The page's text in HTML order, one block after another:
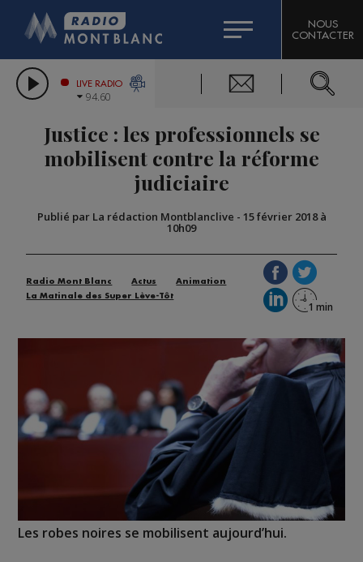
LES CHRONIQUES DE L'EXPERT
CITIZEN MACHINERY
GRAND MASSIF DOMAINES SKIABLES
BIGARD
COMPAGNIE DU MONT-BLANC
NOUS
CONTACTER
LIVE RADIO
94.60
Justice : les professionnels se
mobilisent contre la réforme
judiciaire
Publié par La rédaction Montblanclive - 15 février 2018 à
10h09
Radio Mont Blanc Actus
Animation
La Matinale des Super Lève-Tôt
Les robes noires se mobilisent aujourd’hui.